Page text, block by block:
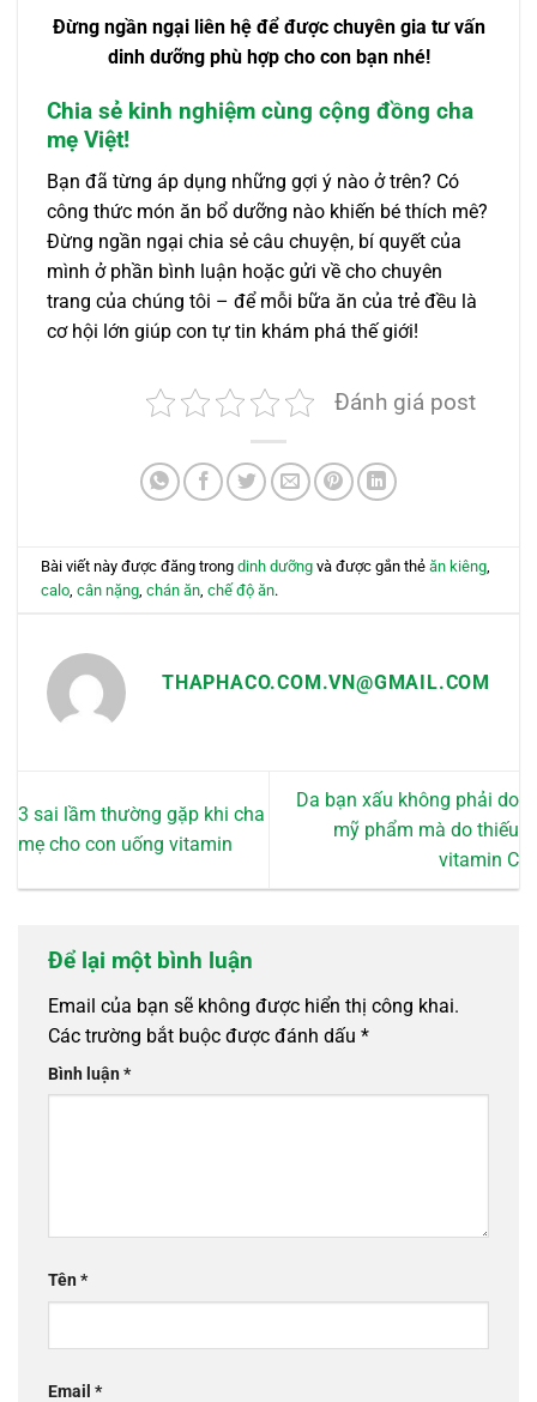
Đừng ngần ngại liên hệ để được chuyên gia tư vấn
dinh dưỡng phù hợp cho con bạn nhé!
Chia sẻ kinh nghiệm cùng cộng đồng cha
mẹ Việt!
Bạn đã từng áp dụng những gợi ý nào ở trên? Có
công thức món ăn bổ dưỡng nào khiến bé thích mê?
Đừng ngần ngại chia sẻ câu chuyện, bí quyết của
mình ở phần bình luận hoặc gửi về cho chuyên
trang của chúng tôi – để mỗi bữa ăn của trẻ đều là
cơ hội lớn giúp con tự tin khám phá thế giới!
Đánh giá post
Bài viết này được đăng trongdinh dưỡng và được gắn thẻăn kiêng,
calo,cân nặng,chán ăn,chế độ ăn.
THAPHACO.COM.VN@GMAIL.COM
3 sai lầm thường gặp khi cha
mẹ cho con uống vitamin
Da bạn xấu không phải do
mỹ phẩm mà do thiếu
vitamin C
Để lại một bình luận
Email của bạn sẽ không được hiển thị công khai.
Các trường bắt buộc được đánh dấu *
Bình luận*
Tên*
Email *